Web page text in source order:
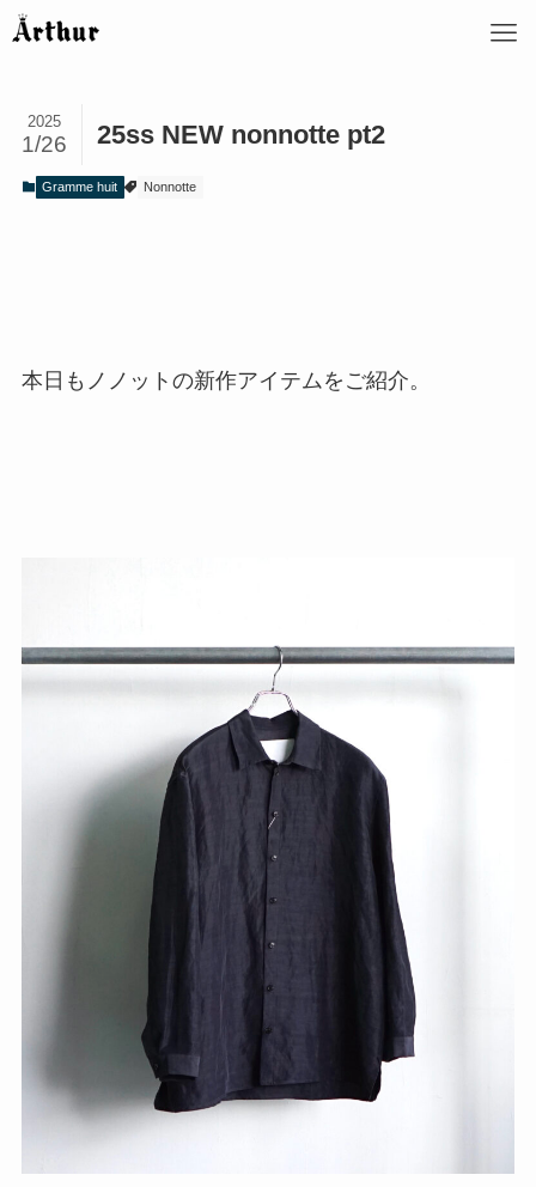
25ss NEW nonnotte pt2
2025
1/26
Gramme huit Nonnotte
本日もノノットの新作アイテムをご紹介。